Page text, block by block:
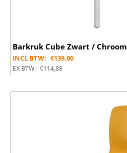
Barkruk Cube Zwart / Chroom
INCL BTW: €139,00
EX BTW: €114,88